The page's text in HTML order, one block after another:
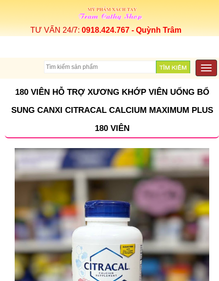
TƯ VẤN 24/7: 0918.424.767 - Quỳnh Trâm
180 VIÊN HỖ TRỢ XƯƠNG KHỚP VIÊN UỐNG BỔ
SUNG CANXI CITRACAL CALCIUM MAXIMUM PLUS
180 VIÊN